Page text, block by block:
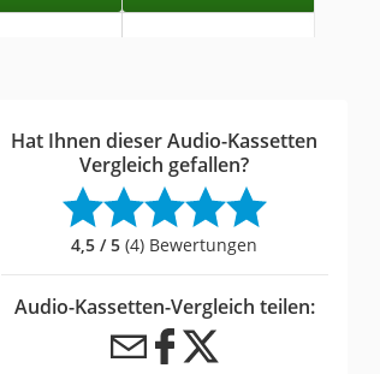
Hat Ihnen dieser Audio-Kassetten
Vergleich gefallen?
4,5 / 5 (4) Bewertungen
Audio-Kassetten-Vergleich teilen: